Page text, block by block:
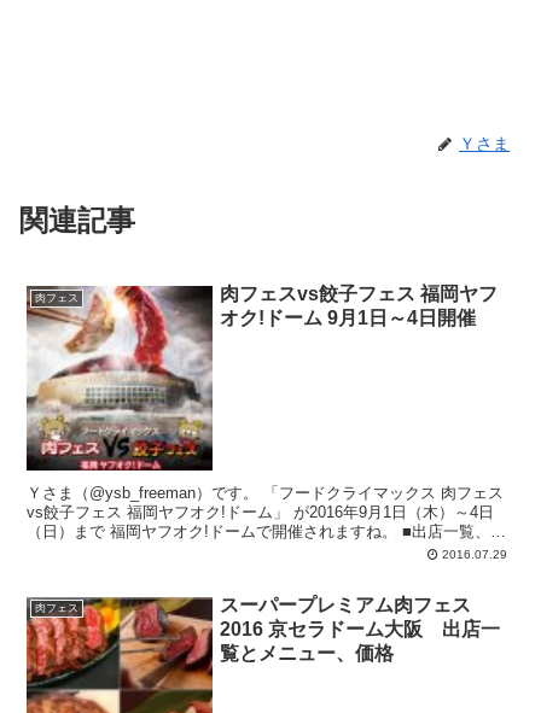
Ｙさま
関連記事
肉フェス
肉フェスvs餃子フェス 福岡ヤフ
オク!ドーム 9月1日～4日開催
Ｙさま（@ysb_freeman）です。 「フードクライマックス 肉フェス
vs餃子フェス 福岡ヤフオク!ドーム」 が2016年9月1日（木）～4日
（日）まで 福岡ヤフオク!ドームで開催されますね。 ■出店一覧、メ
2016.07.29
肉フェス
スーパープレミアム肉フェス
2016 京セラドーム大阪 出店一
覧とメニュー、価格